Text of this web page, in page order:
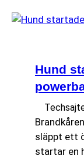
Hund
släppt ett
startar en